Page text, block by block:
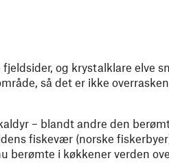
og krystalklare elve
så det er ikke
– blandt andre den
fiskevær (norske
berømte i køkkener verden